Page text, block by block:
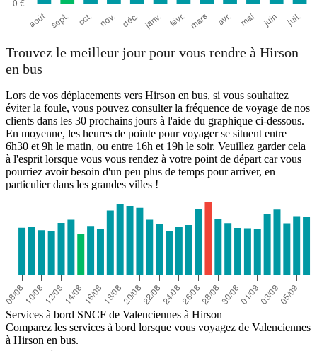
Trouvez le meilleur jour pour vous rendre à Hirson
en bus
Lors de vos déplacements vers Hirson en bus, si vous souhaitez
éviter la foule, vous pouvez consulter la fréquence de voyage de nos
clients dans les 30 prochains jours à l'aide du graphique ci-dessous.
En moyenne, les heures de pointe pour voyager se situent entre
6h30 et 9h le matin, ou entre 16h et 19h le soir. Veuillez garder cela
à l'esprit lorsque vous vous rendez à votre point de départ car vous
pourriez avoir besoin d'un peu plus de temps pour arriver, en
particulier dans les grandes villes !
Services à bord SNCF de Valenciennes à Hirson
Comparez les services à bord lorsque vous voyagez de Valenciennes
à Hirson en bus.